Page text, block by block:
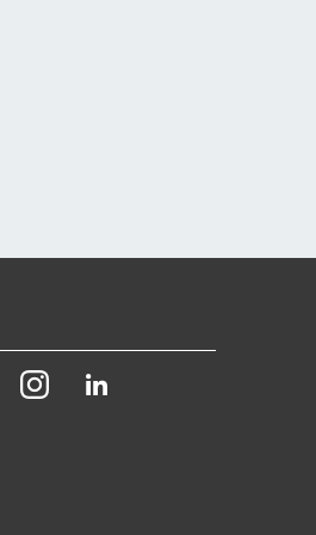
TwitterInstagram